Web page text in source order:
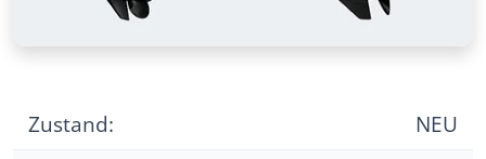
Zustand:
NEU